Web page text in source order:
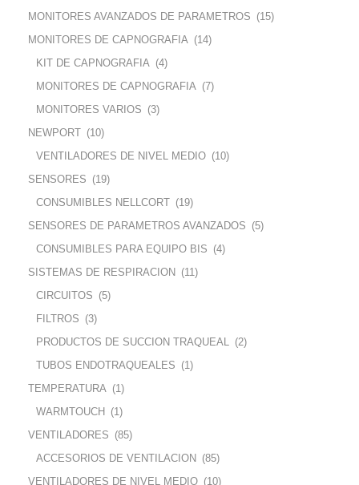
MONITORES AVANZADOS DE PARAMETROS (15)
MONITORES DE CAPNOGRAFIA (14)
KIT DE CAPNOGRAFIA (4)
MONITORES DE CAPNOGRAFIA (7)
MONITORES VARIOS (3)
NEWPORT (10)
VENTILADORES DE NIVEL MEDIO (10)
SENSORES (19)
CONSUMIBLES NELLCORT (19)
SENSORES DE PARAMETROS AVANZADOS (5)
CONSUMIBLES PARA EQUIPO BIS (4)
SISTEMAS DE RESPIRACION
(11)
CIRCUITOS (5)
FILTROS (3)
PRODUCTOS DE SUCCION TRAQUEAL
(2)
TUBOS ENDOTRAQUEALES (1)
TEMPERATURA (1)
WARMTOUCH
(1)
VENTILADORES (85)
ACCESORIOS DE VENTILACION
(85)
VENTILADORES DE NIVEL MEDIO (10)